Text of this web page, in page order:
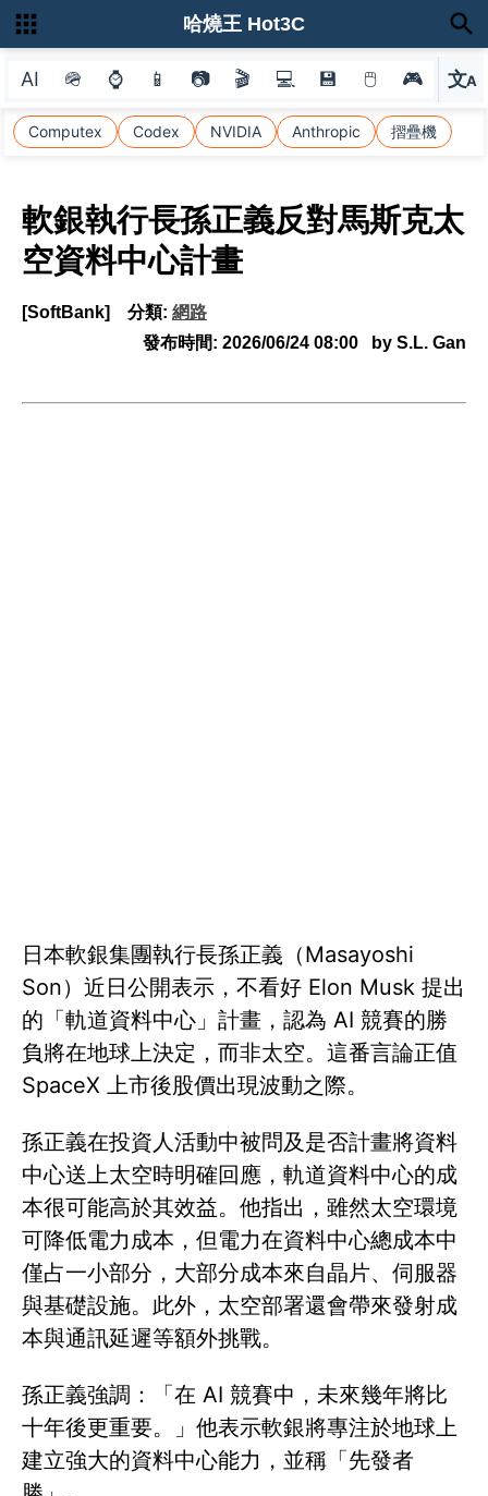
AI 🪖 ⌚ 📱 📷 🎬 💻 💾 🖱 🎮 文A
選
Computex Codex NVIDIA Anthropic 摺疊機
哈燒王 Hot3C
軟銀執行長孫正義反對馬斯克太
空資料中心計畫
[SoftBank] 分類: 網路
發布時間: 2026/06/24 08:00 by S.L. Gan
日本軟銀集團執行長孫正義（Masayoshi
Son）近日公開表示，不看好 Elon Musk 提出
的「軌道資料中心」計畫，認為 AI 競賽的勝
負將在地球上決定，而非太空。這番言論正值
SpaceX 上市後股價出現波動之際。
孫正義在投資人活動中被問及是否計畫將資料
中心送上太空時明確回應，軌道資料中心的成
本很可能高於其效益。他指出，雖然太空環境
可降低電力成本，但電力在資料中心總成本中
僅占一小部分，大部分成本來自晶片、伺服器
與基礎設施。此外，太空部署還會帶來發射成
本與通訊延遲等額外挑戰。
孫正義強調：「在 AI 競賽中，未來幾年將比
十年後更重要。」他表示軟銀將專注於地球上
建立強大的資料中心能力，並稱「先發者